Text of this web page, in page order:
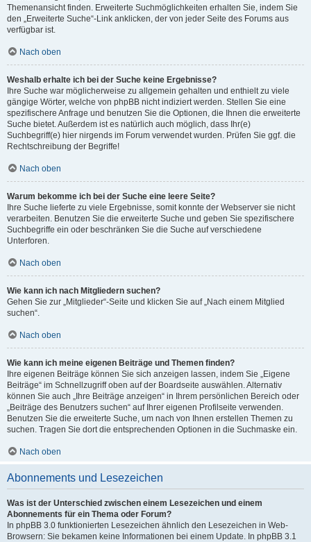
Themenansicht finden. Erweiterte Suchmöglichkeiten erhalten Sie, indem Sie
den „Erweiterte Suche“-Link anklicken, der von jeder Seite des Forums aus
verfügbar ist.
Nach oben
Weshalb erhalte ich bei der Suche keine Ergebnisse?
Ihre Suche war möglicherweise zu allgemein gehalten und enthielt zu viele
gängige Wörter, welche von phpBB nicht indiziert werden. Stellen Sie eine
spezifischere Anfrage und benutzen Sie die Optionen, die Ihnen die erweiterte
Suche bietet. Außerdem ist es natürlich auch möglich, dass Ihr(e)
Suchbegriff(e) hier nirgends im Forum verwendet wurden. Prüfen Sie ggf. die
Rechtschreibung der Begriffe!
Nach oben
Warum bekomme ich bei der Suche eine leere Seite?
Ihre Suche lieferte zu viele Ergebnisse, somit konnte der Webserver sie nicht
verarbeiten. Benutzen Sie die erweiterte Suche und geben Sie spezifischere
Suchbegriffe ein oder beschränken Sie die Suche auf verschiedene
Unterforen.
Nach oben
Wie kann ich nach Mitgliedern suchen?
Gehen Sie zur „Mitglieder“-Seite und klicken Sie auf „Nach einem Mitglied
suchen“.
Nach oben
Wie kann ich meine eigenen Beiträge und Themen finden?
Ihre eigenen Beiträge können Sie sich anzeigen lassen, indem Sie „Eigene
Beiträge“ im Schnellzugriff oben auf der Boardseite auswählen. Alternativ
können Sie auch „Ihre Beiträge anzeigen“ in Ihrem persönlichen Bereich oder
„Beiträge des Benutzers suchen“ auf Ihrer eigenen Profilseite verwenden.
Benutzen Sie die erweiterte Suche, um nach von Ihnen erstellen Themen zu
suchen. Tragen Sie dort die entsprechenden Optionen in die Suchmaske ein.
Nach oben
Abonnements und Lesezeichen
Was ist der Unterschied zwischen einem Lesezeichen und einem
Abonnements für ein Thema oder Forum?
In phpBB 3.0 funktionierten Lesezeichen ähnlich den Lesezeichen in Web-
Browsern: Sie bekamen keine Informationen bei einem Update. In phpBB 3.1